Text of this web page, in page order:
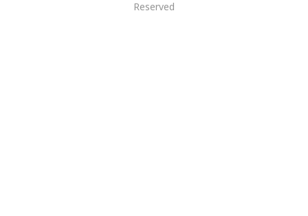
Reserved